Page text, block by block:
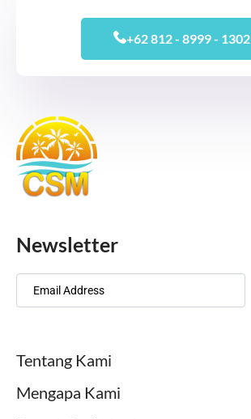
+62 812 - 8999 - 1302
Newsletter
Tentang Kami
Mengapa Kami